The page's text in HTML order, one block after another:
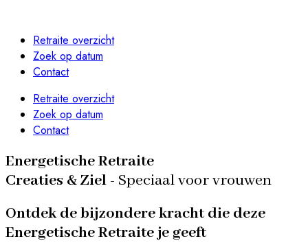
Retraite overzicht
Zoek op datum
Contact
Retraite overzicht
Zoek op datum
Contact
Energetische Retraite
Creaties & Ziel - Speciaal voor vrouwen
Ontdek de bijzondere kracht die deze
Energetische Retraite je geeft